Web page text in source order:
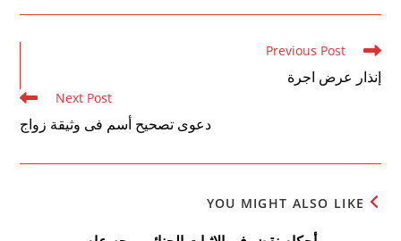
Read
more
articles
Previous Post
إنذار عرض اجرة
Next Post
دعوى تصحيح أسم فى وثيقة زواج
YOU MIGHT ALSO LIKE